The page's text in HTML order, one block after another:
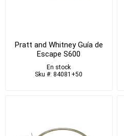
Pratt and Whitney Guía de
Escape S600
En stock
Sku #: 84081+50